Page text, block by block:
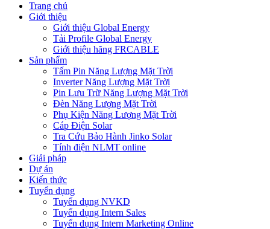
Trang chủ
Giới thiệu
Giới thiệu Global Energy
Tải Profile Global Energy
Giới thiệu hãng FRCABLE
Sản phẩm
Tấm Pin Năng Lượng Mặt Trời
Inverter Năng Lượng Mặt Trời
Pin Lưu Trữ Năng Lượng Mặt Trời
Đèn Năng Lượng Mặt Trời
Phụ Kiện Năng Lượng Mặt Trời
Cáp Điện Solar
Tra Cứu Bảo Hành Jinko Solar
Tính điện NLMT online
Giải pháp
Dự án
Kiến thức
Tuyển dụng
Tuyển dụng NVKD
Tuyển dụng Intern Sales
Tuyển dụng Intern Marketing Online